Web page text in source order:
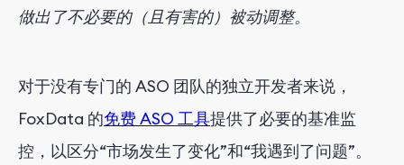
做出了不必要的（且有害的）被动调整。
对于没有专门的 ASO 团队的独立开发者来说，
FoxData 的免费 ASO 工具提供了必要的基准监
控，以区分“市场发生了变化”和“我遇到了问题”。